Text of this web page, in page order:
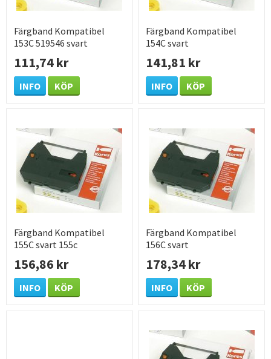
Färgband Kompatibel
153C 519546 svart
111,74 kr
INFO KÖP
Färgband Kompatibel
154C svart
141,81 kr
INFO KÖP
Färgband Kompatibel
155C svart 155c
156,86 kr
INFO KÖP
Färgband Kompatibel
156C svart
178,34 kr
INFO KÖP